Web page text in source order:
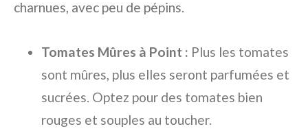
charnues, avec peu de pépins.
Tomates Mûres à Point : Plus les tomates
sont mûres, plus elles seront parfumées et
sucrées. Optez pour des tomates bien
rouges et souples au toucher.